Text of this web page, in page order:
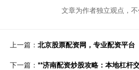
文章为作者独立观点，
上一篇： 北京股票配资网，专业配资平台
下一篇： **济南配资炒股攻略：本地杠杆